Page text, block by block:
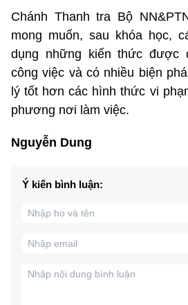
Chánh Thanh tra Bộ
mong muốn, sau khóa học,
dụng những kiến thức được
công việc và có nhiều biện
lý tốt hơn các hình thức vi
phương nơi làm việc.
Nguyễn Dung
Ý kiến bình luận: